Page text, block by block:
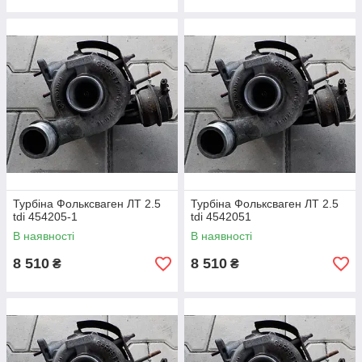
довговічність двигуна. Цей надточний механізм, що
працює при величезних навантаженнях, вимагає
регулювання, тех.обслуговування, ремонту і, на жаль,
Турбіна Фольксваген ЛТ 2.5
tdi 454205-1
В наявності
8 510 ₴
Турбіна Фольксваген ЛТ 2.5
tdi 4542051
В наявності
8 510 ₴